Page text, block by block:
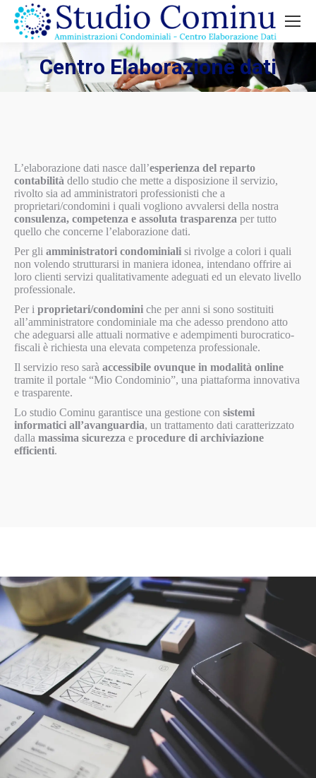
Centro Elaborazione dati
L’elaborazione dati nasce dall’esperienza del reparto
contabilità dello studio che mette a disposizione il servizio,
rivolto sia ad amministratori professionisti che a
proprietari/condomini i quali vogliono avvalersi della nostra
consulenza, competenza e assoluta trasparenza per tutto
quello che concerne l’elaborazione dati.
Per gli amministratori condominiali si rivolge a colori i quali
non volendo strutturarsi in maniera idonea, intendano offrire ai
loro clienti servizi qualitativamente adeguati ed un elevato livello
professionale.
Per i proprietari/condomini che per anni si sono sostituiti
all’amministratore condominiale ma che adesso prendono atto
che adeguarsi alle attuali normative e adempimenti burocratico-
fiscali è richiesta una elevata competenza professionale.
Il servizio reso sarà accessibile ovunque in modalità online
tramite il portale “Mio Condominio”, una piattaforma innovativa
e trasparente.
Lo studio Cominu garantisce una gestione con sistemi
informatici all’avanguardia, un trattamento dati caratterizzato
dalla massima sicurezza e procedure di archiviazione
efficienti.